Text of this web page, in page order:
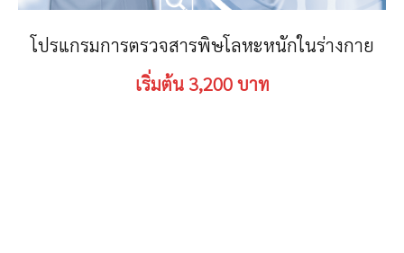
โปรแกรมการตรวจสารพิษโลหะหนักในร่างกาย
เริ่มต้น 3,200 บาท